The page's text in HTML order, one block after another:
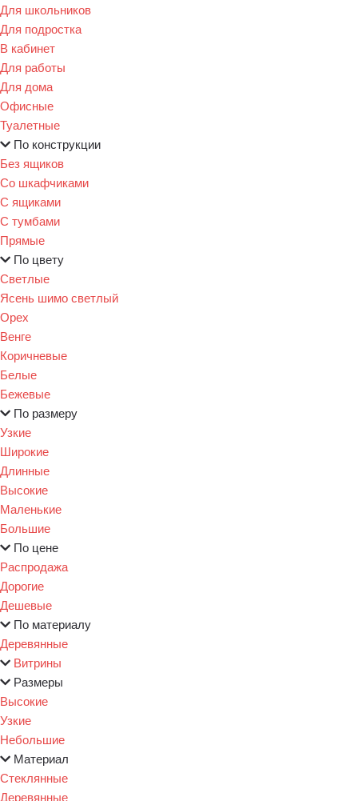
Для школьников
Для подростка
В кабинет
Для работы
Для дома
Офисные
Туалетные
По конструкции
Без ящиков
Со шкафчиками
С ящиками
С тумбами
Прямые
По цвету
Светлые
Ясень шимо светлый
Орех
Венге
Коричневые
Белые
Бежевые
По размеру
Узкие
Широкие
Длинные
Высокие
Маленькие
Большие
По цене
Распродажа
Дорогие
Дешевые
По материалу
Деревянные
Витрины
Размеры
Высокие
Узкие
Небольшие
Материал
Стеклянные
Деревянные